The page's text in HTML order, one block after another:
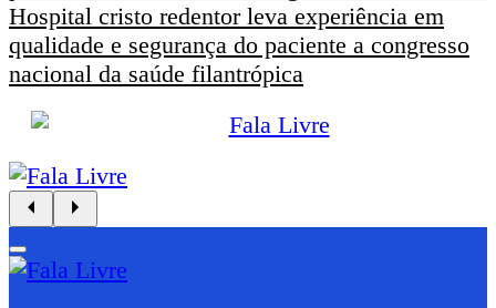
Hospital cristo redentor leva experiência em
qualidade e segurança do paciente a congresso
nacional da saúde filantrópica